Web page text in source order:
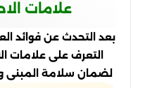
علامات
بعد التحدث عن فوائد
التعرف على علامات
لضمان سلامة المبنى